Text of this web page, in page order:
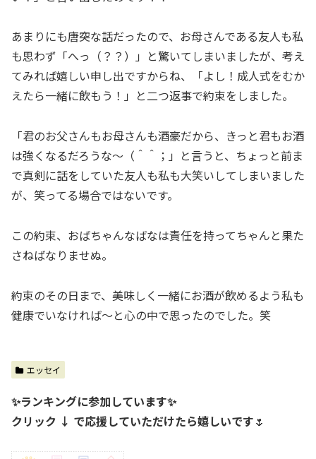
あまりにも唐突な話だったので、お母さんである友人も私
も思わず「へっ（？？）」と驚いてしまいましたが、考え
てみれば嬉しい申し出ですからね、「よし！成人式をむか
えたら一緒に飲もう！」と二つ返事で約束をしました。
「君のお父さんもお母さんも酒豪だから、きっと君もお酒
は強くなるだろうな〜（＾＾；」と言うと、ちょっと前ま
で真剣に話をしていた友人も私も大笑いしてしまいました
が、笑ってる場合ではないです。
この約束、おばちゃんなばなは責任を持ってちゃんと果た
さねばなりませぬ。
約束のその日まで、美味しく一緒にお酒が飲めるよう私も
健康でいなければ～と心の中で思ったのでした。笑
エッセイ
✨ランキングに参加しています✨
クリック ↓ で応援していただけたら嬉しいです🌷